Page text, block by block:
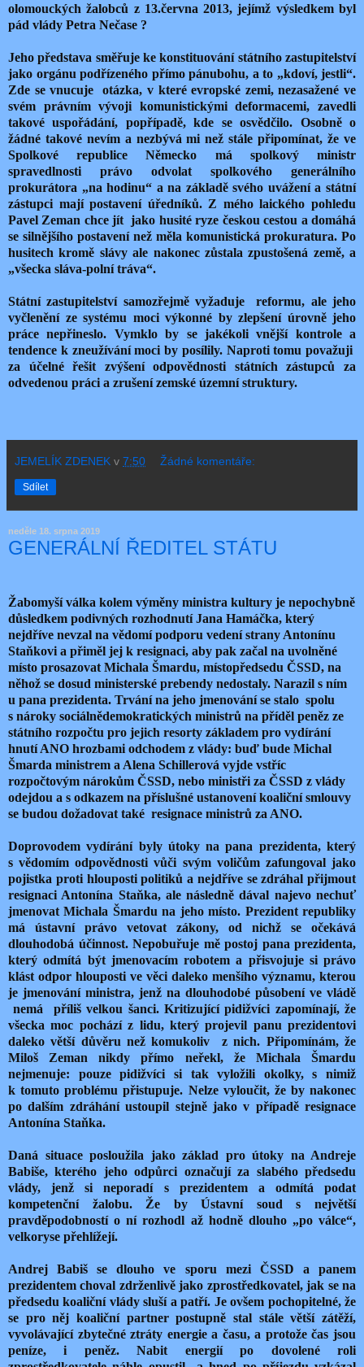
olomouckých žalobců z 13.června 2013, jejímž výsledkem byl
pád vlády Petra Nečase ?
Jeho představa směřuje ke konstituování státního zastupitelství
jako orgánu podřízeného přímo pánubohu, a to „kdoví, jestli“.
Zde se vnucuje
otázka, v které evropské zemi, nezasažené ve
svém právním vývoji komunistickými deformacemi, zavedli
takové uspořádání, popřípadě, kde se osvědčilo. Osobně o
žádné takové nevím a nezbývá mi než stále připomínat, že ve
Spolkové republice Německo má spolkový ministr
spravedlnosti právo odvolat spolkového generálního
prokurátora „na hodinu“ a na základě svého uvážení a státní
zástupci mají postavení úředníků. Z mého laického pohledu
Pavel Zeman chce jít jako husité ryze českou cestou a domáhá
se silnějšího postavení než měla komunistická prokuratura. Po
husitech kromě slávy ale nakonec zůstala zpustošená země, a
„všecka sláva-polní tráva“.
Státní zastupitelství samozřejmě vyžaduje
reformu, ale jeho
vyčlenění ze systému moci výkonné by zlepšení úrovně jeho
práce nepřineslo. Vymklo by se jakékoli vnější kontrole a
tendence k zneužívání moci by posílily. Naproti tomu považuji
za účelné řešit zvýšení odpovědnosti státních zástupců za
odvedenou práci a zrušení zemské územní struktury.
JEMELÍK ZDENEK v 7:50 Žádné komentáře:
Sdílet
neděle 18. srpna 2019
GENERÁLNÍ ŘEDITEL STÁTU
Žabomyší válka kolem výměny ministra kultury je nepochybně
důsledkem podivných rozhodnutí Jana Hamáčka, který
nejdříve nevzal na vědomí podporu vedení strany Antonínu
Staňkovi a přiměl jej k resignaci, aby pak začal na uvolněné
místo prosazovat Michala Šmardu, místopředsedu ČSSD, na
něhož se dosud ministerské prebendy nedostaly. Narazil s ním
u pana prezidenta. Trvání na jeho jmenování se stalo spolu
s nároky sociálnědemokratických ministrů na příděl peněz ze
státního rozpočtu pro jejich resorty základem pro vydírání
hnutí ANO hrozbami odchodem z vlády: buď bude Michal
Šmarda ministrem a Alena Schillerová vyjde vstříc
rozpočtovým nárokům ČSSD, nebo ministři za ČSSD z vlády
odejdou a s odkazem na příslušné ustanovení koaliční smlouvy
se budou dožadovat také resignace ministrů za ANO.
Doprovodem vydírání byly útoky na pana prezidenta, který
s vědomím odpovědnosti vůči svým voličům zafungoval jako
pojistka proti hlouposti politiků a nejdříve se zdráhal přijmout
resignaci Antonína Staňka, ale následně dával najevo nechuť
jmenovat Michala Šmardu na jeho místo. Prezident republiky
má ústavní právo vetovat zákony, od nichž se očekává
dlouhodobá účinnost. Nepobuřuje mě postoj pana prezidenta,
který odmítá být jmenovacím robotem a přisvojuje si právo
klást odpor hlouposti ve věci daleko menšího významu, kterou
je jmenování ministra, jenž na dlouhodobé působení ve vládě
nemá
příliš velkou šanci. Kritizující pidižvíci zapomínají, že
všecka moc pochází z lidu, který projevil panu prezidentovi
daleko větší důvěru než komukoliv
z nich. Připomínám, že
Miloš Zeman nikdy přímo neřekl, že Michala Šmardu
nejmenuje: pouze pidižvíci si tak vyložili okolky, s nimiž
k tomuto problému přistupuje. Nelze vyloučit, že by nakonec
po dalším zdráhání ustoupil stejně jako v případě resignace
Antonína Staňka.
Daná situace posloužila jako základ pro útoky na Andreje
Babiše, kterého jeho odpůrci označují za slabého předsedu
vlády, jenž si neporadí s prezidentem a odmítá podat
kompetenční žalobu. Že by Ústavní soud s největší
pravděpodobností o ní rozhodl až hodně dlouho „po válce“,
velkoryse přehlížejí.
Andrej Babiš se dlouho ve sporu mezi ČSSD a panem
prezidentem choval zdrženlivě jako zprostředkovatel, jak se na
předsedu koaliční vlády sluší a patří. Je ovšem pochopitelné, že
se pro něj koaliční partner postupně stal stále větší zátěží,
vyvolávající zbytečné ztráty energie a času, a protože čas jsou
peníze, i peněz. Nabit energií po dovolené roli